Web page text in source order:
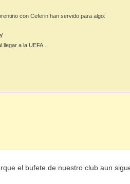
con Ceferin han servido para algo:
a la UEFA...
el bufete de nuestro club aun